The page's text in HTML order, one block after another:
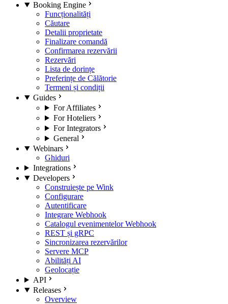
Booking Engine
Funcționalități
Căutare
Detalii proprietate
Finalizare comandă
Confirmarea rezervării
Rezervări
Lista de dorințe
Preferințe de Călătorie
Termeni și condiții
Guides
For Affiliates
For Hoteliers
For Integrators
General
Webinars
Ghiduri
Integrations
Developers
Construiește pe Wink
Configurare
Autentificare
Integrare Webhook
Catalogul evenimentelor Webhook
REST și gRPC
Sincronizarea rezervărilor
Servere MCP
Abilități AI
Geolocație
API
Releases
Overview